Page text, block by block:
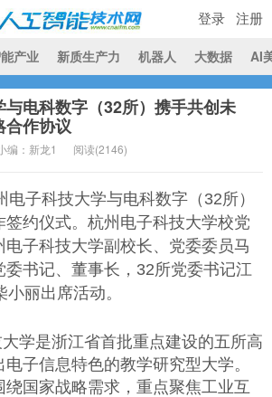
术网
产业 新质生产力 机器人 大数据 AI
登录 注册
电科数字（32所）携手共创未
合作协议
编：新龙1 阅读(2146)
电子科技大学与电科数字（32所）
签约仪式。杭州电子科技大学校党
子科技大学副校长、党委委员马
委书记、董事长，32所党委书记江
丽出席活动。
学是浙江省首批重点建设的五所高
子信息特色的教学研究型大学。
绕国家战略需求，重点聚焦工业互